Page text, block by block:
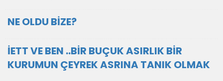
NE OLDU BİZE?
İETT VE BEN ..BİR BUÇUK ASIRLIK BİR
KURUMUN ÇEYREK ASRINA TANIK OLMAK